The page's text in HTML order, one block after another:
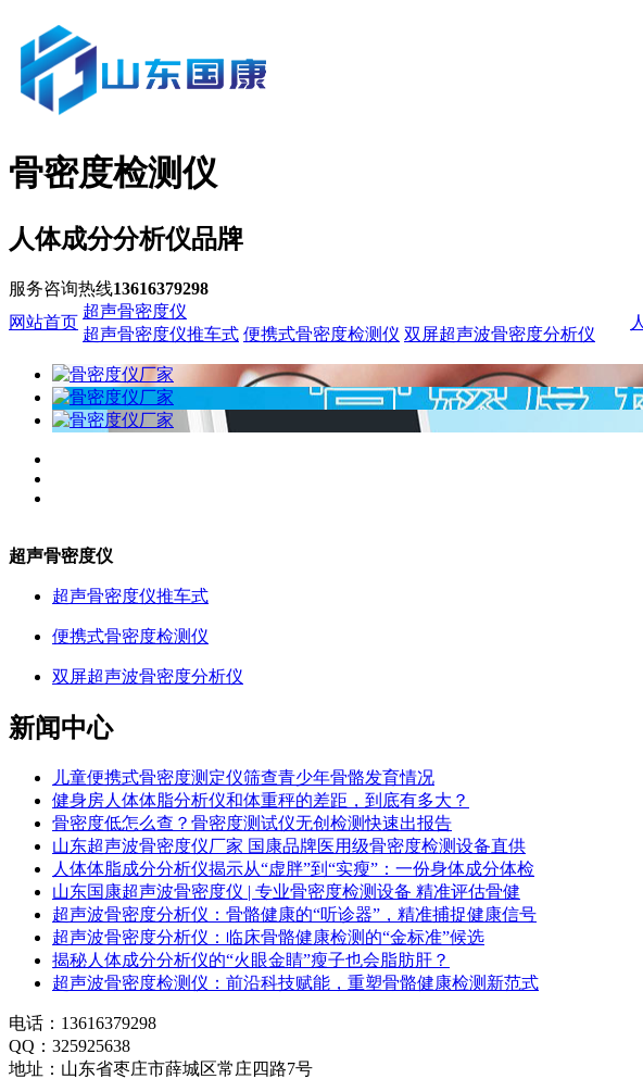
骨密度检测仪
人体成分分析仪品牌
服务咨询热线13616379298
网站首页
超声骨密度仪
超声骨密度仪推车式 便携式骨密度检测仪 双屏超声波骨密度分析仪
超声骨密度仪
超声骨密度仪推车式
便携式骨密度检测仪
双屏超声波骨密度分析仪
新闻中心
儿童便携式骨密度测定仪筛查青少年骨骼发育情况
健身房人体体脂分析仪和体重秤的差距，到底有多大？
骨密度低怎么查？骨密度测试仪无创检测快速出报告
山东超声波骨密度仪厂家 国康品牌医用级骨密度检测设备直供
人体体脂成分分析仪揭示从“虚胖”到“实瘦”：一份身体成分体检
山东国康超声波骨密度仪 | 专业骨密度检测设备 精准评估骨健
超声波骨密度分析仪：骨骼健康的“听诊器”，精准捕捉健康信号
超声波骨密度分析仪：临床骨骼健康检测的“金标准”候选
揭秘人体成分分析仪的“火眼金睛”瘦子也会脂肪肝？
超声波骨密度检测仪：前沿科技赋能，重塑骨骼健康检测新范式
电话：13616379298
QQ：325925638
地址：山东省枣庄市薛城区常庄四路7号